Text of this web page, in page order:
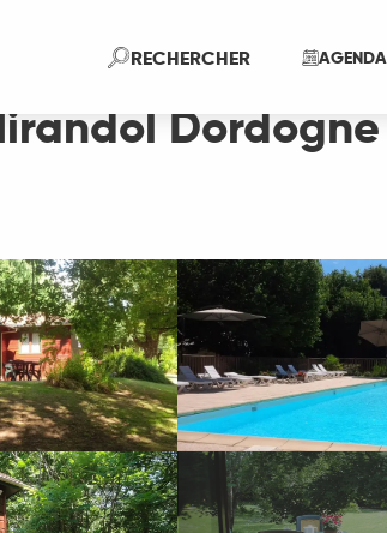
AGENDA
RECHERCHERRecherche
Dordogne